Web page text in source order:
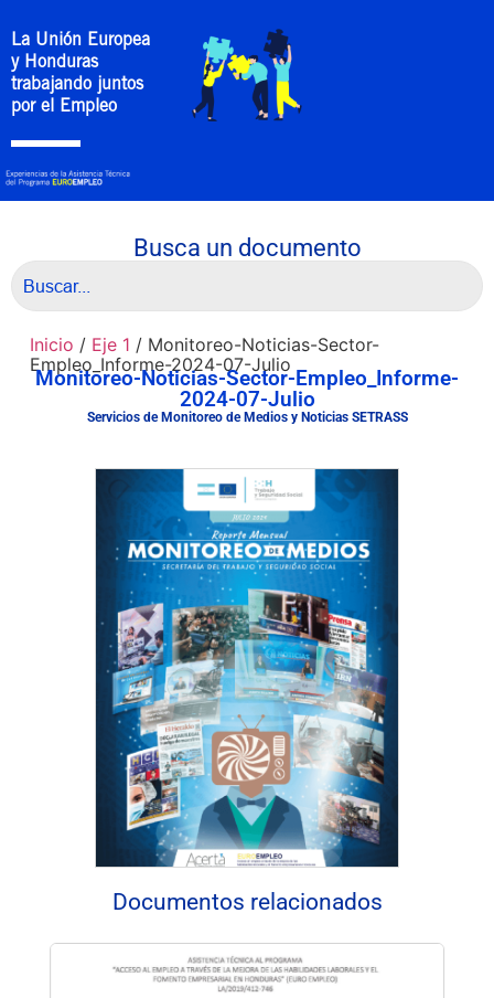
La Unión Europea
y Honduras
trabajando juntos
por el Empleo
Busca un documento
Inicio / Eje 1 / Monitoreo-Noticias-Sector-
Empleo_Informe-2024-07-Julio
Monitoreo-Noticias-Sector-Empleo_Informe-
2024-07-Julio
Servicios de Monitoreo de Medios y Noticias SETRASS
Descargar Documento
Documentos relacionados